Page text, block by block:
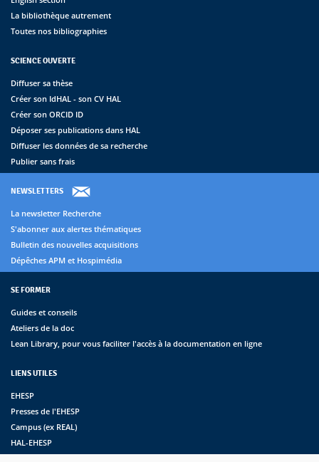
La bibliothèque autrement
Toutes nos bibliographies
SCIENCE OUVERTE
Diffuser sa thèse
Créer son IdHAL - son CV HAL
Créer son ORCID ID
Déposer ses publications dans HAL
Diffuser les données de sa recherche
Publier sans frais
NEWSLETTERS
La newsletter Recherche
S'abonner aux alertes thématiques
Bulletin des nouvelles acquisitions
Dépêches APM et Hospimédia
SE FORMER
Guides et conseils
Ateliers de la doc
Lean Library, pour vous faciliter l'accès à la documentation en ligne
LIENS UTILES
EHESP
Presses de l'EHESP
Campus (ex REAL)
HAL-EHESP